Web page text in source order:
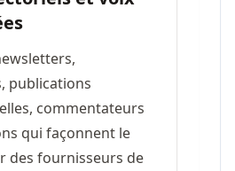
publications
commentateurs
qui façonnent le
des fournisseurs de